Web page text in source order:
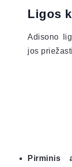
Ligos
Adisono
jos
Pirminis